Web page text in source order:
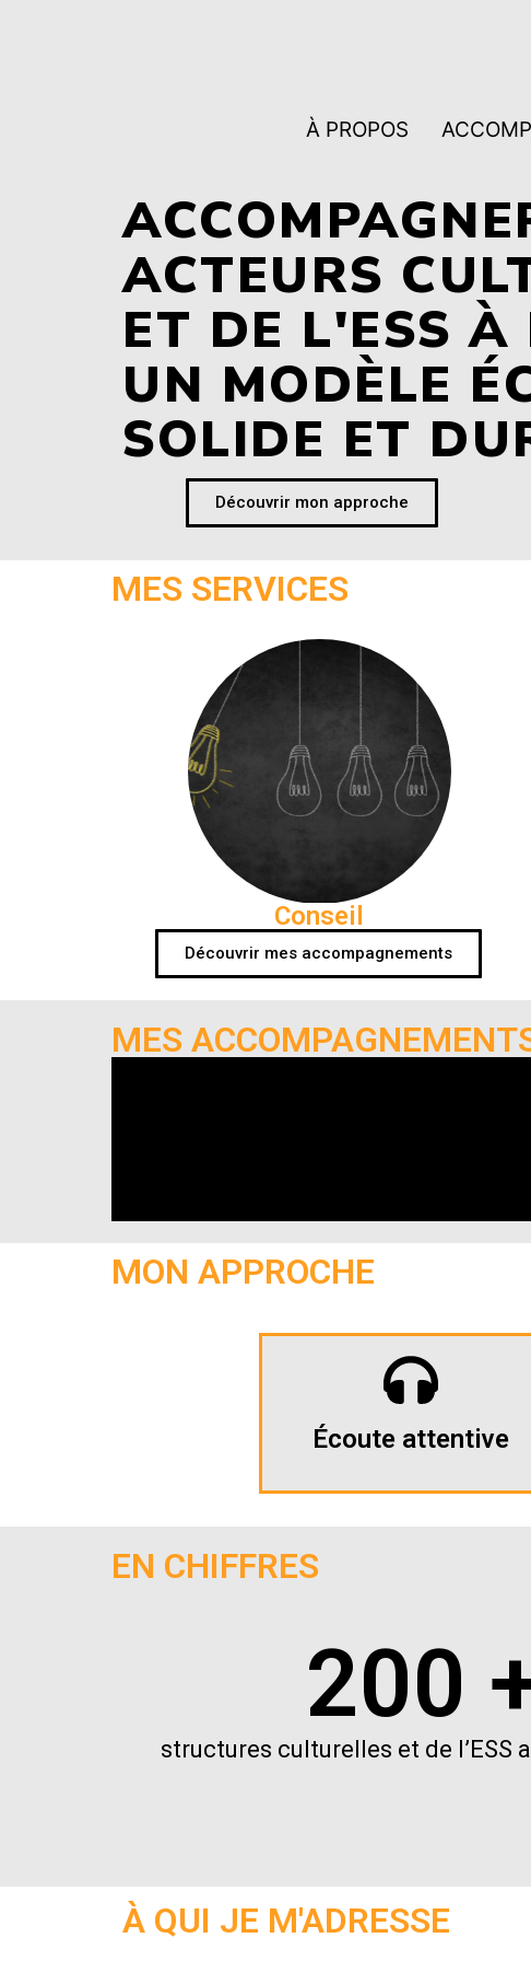
À PROPOS
ACTEURS
ET DE L'ESS À
UN MODÈLE
SOLIDE ET
Découvrir mon approche
MES SERVICES
Conseil
Découvrir mes accompagnements
MES
MON APPROCHE
Écoute attentive
EN CHIFFRES
200
structures culturelles et de l’ESS
À QUI JE M'ADRESSE